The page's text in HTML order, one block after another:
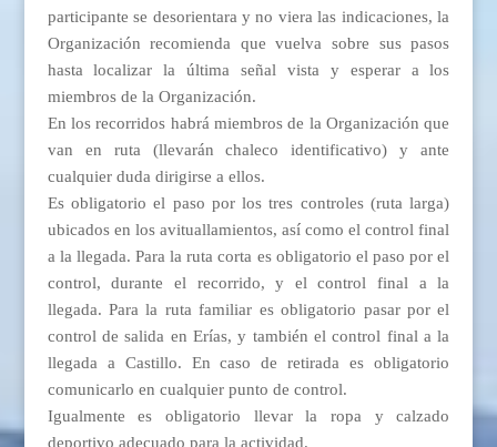
participante se desorientara y no viera las indicaciones, la
Organización recomienda que vuelva sobre sus pasos
hasta localizar la última señal vista y esperar a los
miembros de la Organización.
En los recorridos habrá miembros de la Organización que
van en ruta (llevarán chaleco identificativo) y ante
cualquier duda dirigirse a ellos.
Es obligatorio el paso por los tres controles (ruta larga)
ubicados en los avituallamientos, así como el control final
a la llegada. Para la ruta corta es obligatorio el paso por el
control, durante el recorrido, y el control final a la
llegada. Para la ruta familiar es obligatorio pasar por el
control de salida en Erías, y también el control final a la
llegada a Castillo. En caso de retirada es obligatorio
comunicarlo en cualquier punto de control.
Igualmente es obligatorio llevar la ropa y calzado
deportivo adecuado para la actividad.